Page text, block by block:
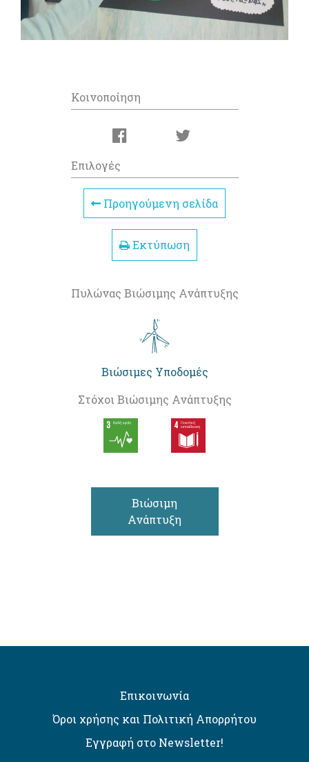
Κοινοποίηση
Επιλογές
Προηγούμενη σελίδα
Εκτύπωση
Πυλώνας Βιώσιμης Ανάπτυξης
Βιώσιμες Υποδομές
Στόχοι Βιώσιμης Ανάπτυξης
Βιώσιμη
Ανάπτυξη
Επικοινωνία
Όροι χρήσης και Πολιτική Απορρήτου
Εγγραφή στο Newsletter!